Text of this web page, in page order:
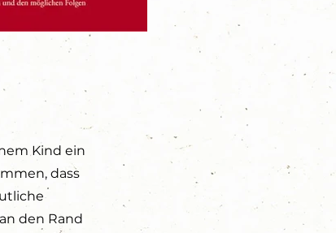
Kind ein
dass
den Rand